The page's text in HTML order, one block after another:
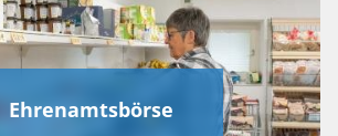
Ehrenamtsbörse